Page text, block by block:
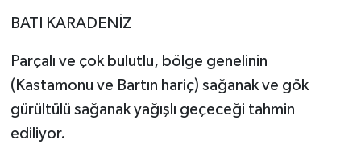
BATI KARADENİZ
Parçalı ve çok bulutlu, bölge genelinin
(Kastamonu ve Bartın hariç) sağanak ve gök
gürültülü sağanak yağışlı geçeceği tahmin
ediliyor.